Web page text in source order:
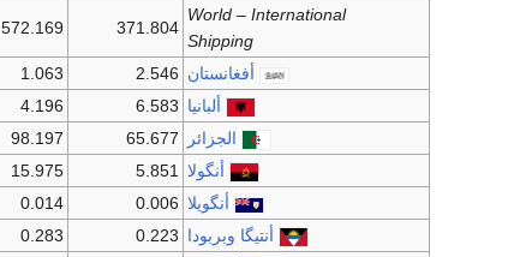
World – International
Shipping
371.804
572.169
أفغانستان 2.546
1.063
ألبانيا 6.583
4.196
الجزائر
65.677
98.197
أنگولا 5.851
15.975
أنگويلا 0.006
0.014
أنتيگا وبربودا 0.223
0.283